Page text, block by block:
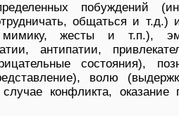
побуждений
общаться и
мимику, жесты и т.п.),
антипатии,
состояния),
волю
конфликта,